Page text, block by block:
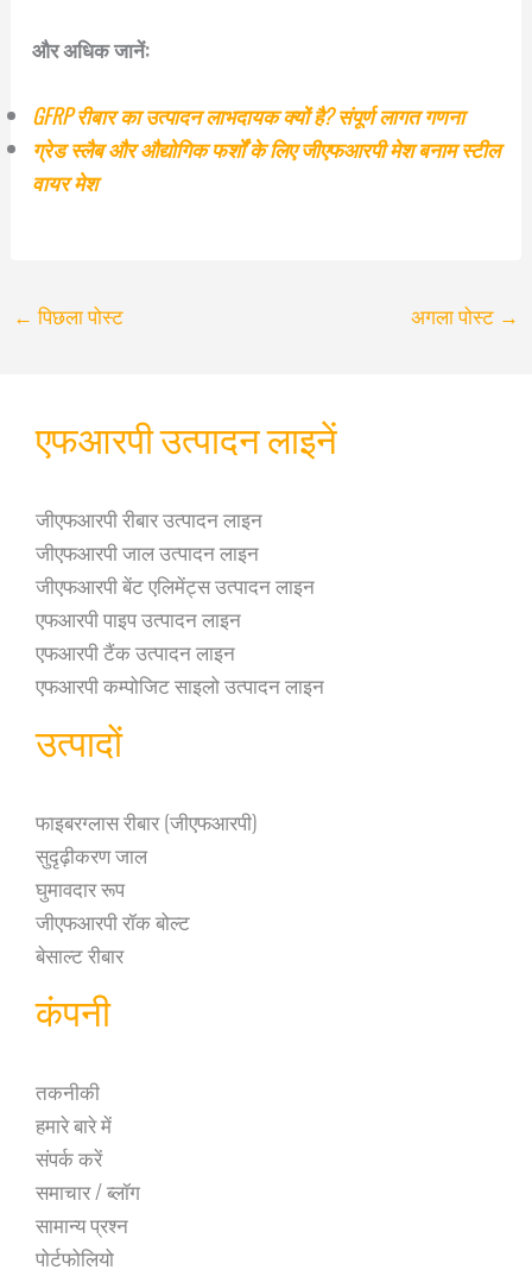
और अधिक जानें:
GFRP रीबार का उत्पादन लाभदायक क्यों है? संपूर्ण लागत गणना
ग्रेड स्लैब और औद्योगिक फर्शों के लिए जीएफआरपी मेश बनाम स्टील
वायर मेश
← पिछला पोस्ट अगला पोस्ट →
एफआरपी उत्पादन लाइनें
जीएफआरपी रीबार उत्पादन लाइन
जीएफआरपी जाल उत्पादन लाइन
जीएफआरपी बेंट एलिमेंट्स उत्पादन लाइन
एफआरपी पाइप उत्पादन लाइन
एफआरपी टैंक उत्पादन लाइन
एफआरपी कम्पोजिट साइलो उत्पादन लाइन
उत्पादों
फाइबरग्लास रीबार (जीएफआरपी)
सुदृढ़ीकरण जाल
घुमावदार रूप
जीएफआरपी रॉक बोल्ट
बेसाल्ट रीबार
कंपनी
तकनीकी
हमारे बारे में
संपर्क करें
समाचार / ब्लॉग
सामान्य प्रश्न
पोर्टफोलियो